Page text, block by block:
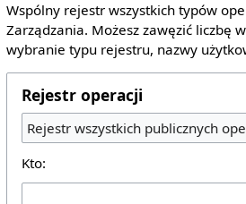
Wspólny rejestr wszystkich typów
Zarządzania. Możesz zawęzić liczbę
wybranie typu rejestru, nazwy
Rejestr operacji
Rejestr wszystkich publicznych
Kto: